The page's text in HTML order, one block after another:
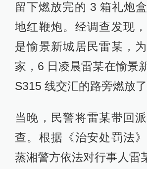
留下燃放完的 3 箱礼炮
地红鞭炮。经调查发现
是愉景新城居民雷某，
家，6 日凌晨雷某在愉景
S315 线交汇的路旁燃放了
当晚，民警将雷某带回
查。根据《治安处罚法
蒸湘警方依法对行事人雷